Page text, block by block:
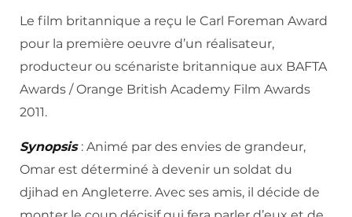
Le film britannique a reçu le Carl Foreman Award
pour la première oeuvre d’un réalisateur,
producteur ou scénariste britannique aux BAFTA
Awards / Orange British Academy Film Awards
2011.
Synopsis : Animé par des envies de grandeur,
Omar est déterminé à devenir un soldat du
djihad en Angleterre. Avec ses amis, il décide de